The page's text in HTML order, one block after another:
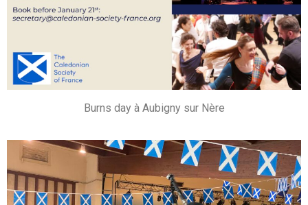
Burns day à Aubigny sur Nère